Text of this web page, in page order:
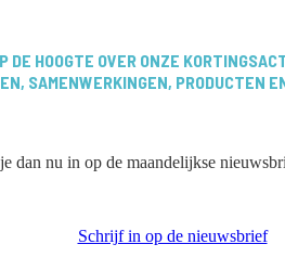
DE HOOGTE OVER ONZE
SAMENWERKINGEN, PRODUCTEN
dan nu in op de maandelijkse
Schrijf in op de nieuwsbrief